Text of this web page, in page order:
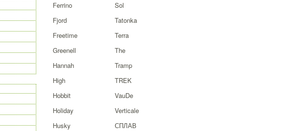
Ferrino
Fjord
Freetime
Greenell
Hannah
High
Hobbit
Holiday
Husky
Sol
Tatonka
Terra
The
Tramp
TREK
VauDe
Verticale
СПЛАВ